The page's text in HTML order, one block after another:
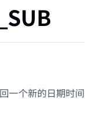
一个新的日期时间